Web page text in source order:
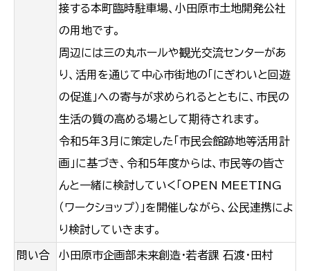
接する本町臨時駐車場、小田原市土地開発公社
の用地です。
周辺には三の丸ホールや観光交流センターがあ
り、活用を通じて中心市街地の「にぎわいと回遊
の促進」への寄与が求められるとともに、市民の
生活の質の高める場として期待されます。
令和５年３月に策定した「市民会館跡地等活用計
画」に基づき、令和５年度からは、市民等の皆さ
んと一緒に検討していく「OPEN MEETING
（ワークショップ）」を開催しながら、公民連携によ
り検討していきます。
問い合
小田原市企画部未来創造・若者課 石渡・田村